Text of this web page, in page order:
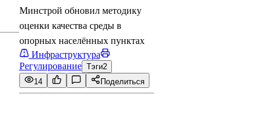
Минстрой обновил методику
оценки качества среды в
опорных населённых пунктах
Инфраструктура
Регулирование Тэги2
14
Поделиться